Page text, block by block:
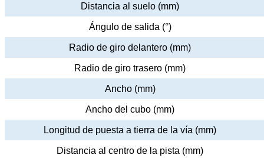
Distancia al suelo (mm)
Ángulo de salida (°)
Radio de giro delantero (mm)
Radio de giro trasero (mm)
Ancho (mm)
Ancho del cubo (mm)
Longitud de puesta a tierra de la vía (mm)
Distancia al centro de la pista (mm)